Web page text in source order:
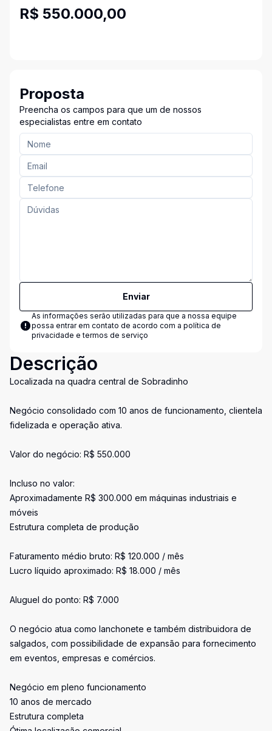
R$ 550.000,00
Proposta
Preencha os campos para que um de nossos
especialistas entre em contato
Enviar
As informações serão utilizadas para que a nossa equipe
possa entrar em contato de acordo com a política de
privacidade e termos de serviço
Descrição
Localizada na quadra central de Sobradinho
Negócio consolidado com 10 anos de funcionamento, clientela
fidelizada e operação ativa.
Valor do negócio: R$ 550.000
Incluso no valor:
Aproximadamente R$ 300.000 em máquinas industriais e
móveis
Estrutura completa de produção
Faturamento médio bruto: R$ 120.000 / mês
Lucro líquido aproximado: R$ 18.000 / mês
Aluguel do ponto: R$ 7.000
O negócio atua como lanchonete e também distribuidora de
salgados, com possibilidade de expansão para fornecimento
em eventos, empresas e comércios.
Negócio em pleno funcionamento
10 anos de mercado
Estrutura completa